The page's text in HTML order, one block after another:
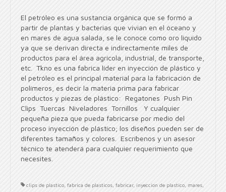
El petróleo es una sustancia orgánica que se formó a
partir de plantas y bacterias que vivian en el óceano y
en mares de agua salada, se le conoce como oro líquido
ya que se derivan directa e indirectamente miles de
productos para el área agrícola, industrial, de transporte,
etc. Tkno es una fabrica líder en inyección de plástico y
el petróleo es el principal material para la fabricación de
polímeros, es decir la materia prima para fabricar
productos y piezas de plástico: Regatones Push Pin
Clips Tuercas Niveladores Tornillos Y cualquier
pequeña pieza que pueda fabricarse por medio del
proceso inyección de plástico; los diseños pueden ser de
diferentes tamaños y colores. Escríbenos y un asesor
técnico te atenderá para cualquier requerimiento que
necesites.
clips de plastico fabrica de plasticos fabricar, inyeccion de plastico mares